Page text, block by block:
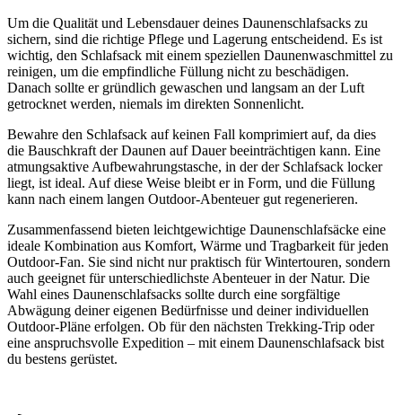
Um die Qualität und Lebensdauer deines Daunenschlafsacks zu
sichern, sind die richtige Pflege und Lagerung entscheidend. Es ist
wichtig, den Schlafsack mit einem speziellen Daunenwaschmittel zu
reinigen, um die empfindliche Füllung nicht zu beschädigen.
Danach sollte er gründlich gewaschen und langsam an der Luft
getrocknet werden, niemals im direkten Sonnenlicht.
Bewahre den Schlafsack auf keinen Fall komprimiert auf, da dies
die Bauschkraft der Daunen auf Dauer beeinträchtigen kann. Eine
atmungsaktive Aufbewahrungstasche, in der der Schlafsack locker
liegt, ist ideal. Auf diese Weise bleibt er in Form, und die Füllung
kann nach einem langen Outdoor-Abenteuer gut regenerieren.
Zusammenfassend bieten leichtgewichtige Daunenschlafsäcke eine
ideale Kombination aus Komfort, Wärme und Tragbarkeit für jeden
Outdoor-Fan. Sie sind nicht nur praktisch für Wintertouren, sondern
auch geeignet für unterschiedlichste Abenteuer in der Natur. Die
Wahl eines Daunenschlafsacks sollte durch eine sorgfältige
Abwägung deiner eigenen Bedürfnisse und deiner individuellen
Outdoor-Pläne erfolgen. Ob für den nächsten Trekking-Trip oder
eine anspruchsvolle Expedition – mit einem Daunenschlafsack bist
du bestens gerüstet.